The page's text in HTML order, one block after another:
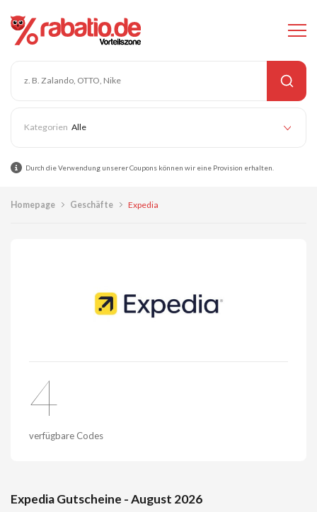
Alle
Durch die Verwendung unserer Coupons können wir eine Provision erhalten.
Homepage Geschäfte Expedia
4
verfügbare Codes
Expedia Gutscheine - August 2026